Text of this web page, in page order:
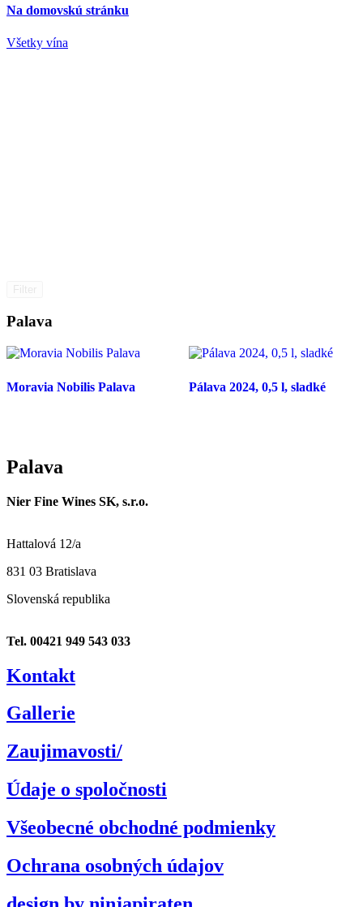
Na domovskú stránku
Všetky vína
Palava
Moravia Nobilis Palava Pálava 2024, 0,5 l, sladké
Palava
Nier Fine Wines SK, s.r.o.
Hattalová 12/a
831 03 Bratislava
Slovenská republika
Tel. 00421 949 543 033
Kontakt
Gallerie
Zaujimavosti/
Údaje o spoločnosti
Všeobecné obchodné podmienky
Ochrana osobných údajov